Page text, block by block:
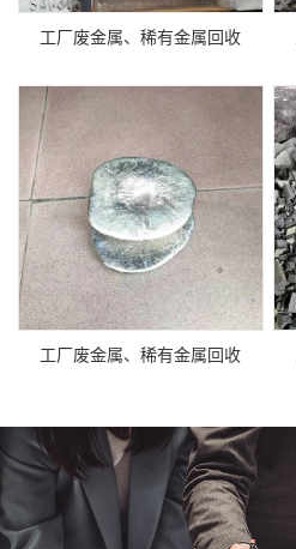
工厂废金属、稀有金属回收
工厂废金属、稀有金属回收